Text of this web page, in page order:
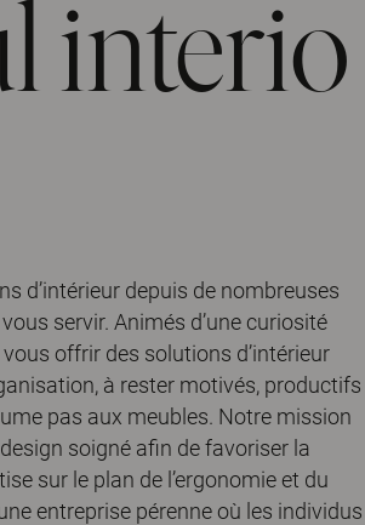
interio
d’intérieur depuis de nombreuses
servir. Animés d’une curiosité
offrir des solutions d’intérieur
à rester motivés, productifs
pas aux meubles. Notre mission
soigné afin de favoriser la
sur le plan de l’ergonomie et du
entreprise pérenne où les individus